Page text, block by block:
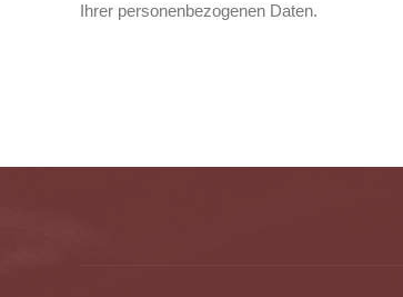
Ihrer personenbezogenen Daten.